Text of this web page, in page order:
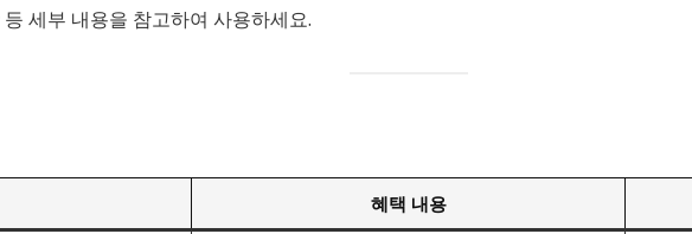
세부 내용을 참고하여 사용하세요.
혜택 내용